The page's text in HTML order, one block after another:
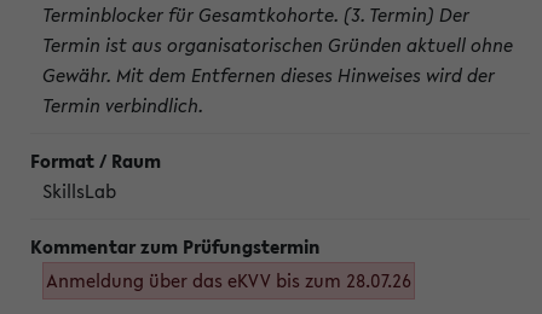
Terminblocker für Gesamtkohorte. (3. Termin) Der
Termin ist aus organisatorischen Gründen aktuell ohne
Gewähr. Mit dem Entfernen dieses Hinweises wird der
Termin verbindlich.
SkillsLab
Anmeldung über das eKVV bis zum 28.07.26